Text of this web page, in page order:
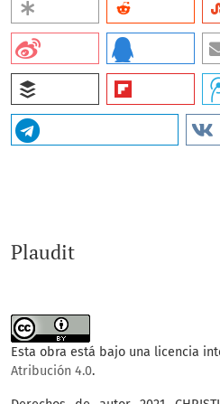
10.4018/979-8-3693-2746-
Plaudit
Esta obra está bajo una licencia
Atribución 4.0.